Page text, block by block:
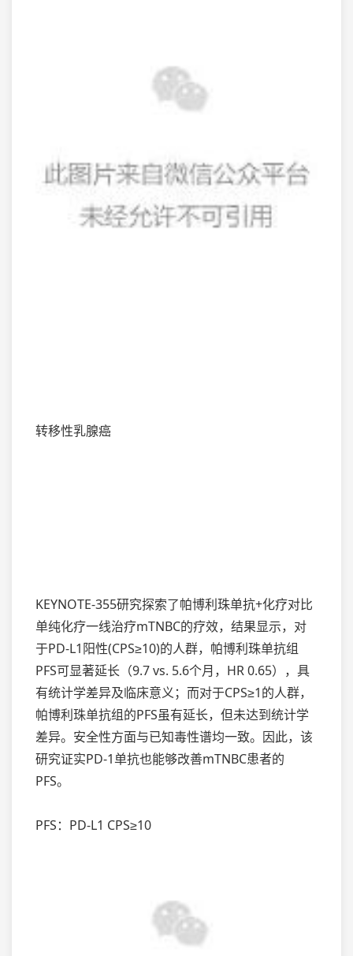
转移性乳腺癌
KEYNOTE-355研究探索了帕博利珠单抗+化疗对比
单纯化疗一线治疗mTNBC的疗效，结果显示，对
于PD-L1阳性(CPS≥10)的人群，帕博利珠单抗组
PFS可显著延长（9.7 vs. 5.6个月，HR 0.65），具
有统计学差异及临床意义；而对于CPS≥1的人群，
帕博利珠单抗组的PFS虽有延长，但未达到统计学
差异。安全性方面与已知毒性谱均一致。因此，该
研究证实PD-1单抗也能够改善mTNBC患者的
PFS。
PFS：PD-L1 CPS≥10